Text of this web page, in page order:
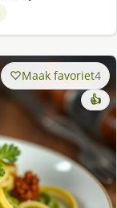
Maak favoriet4
👍